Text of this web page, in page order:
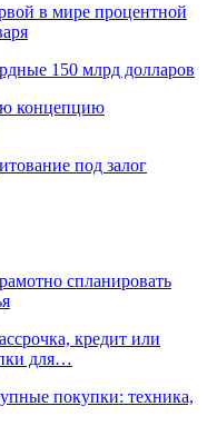
в мире процентной
150 млрд долларов
концепцию
под залог
спланировать
кредит или
для…
покупки: техника,